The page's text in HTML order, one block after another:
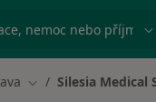
nemoc nebo
Změna města
Silesia Medical